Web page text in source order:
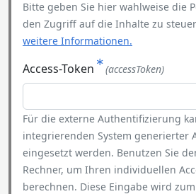
Bitte geben Sie hier wahlweise die
den Zugriff auf die Inhalte zu
weitere Informationen.
Access-Token (accessToken)
Für die externe Authentifizierung
integrierenden System generierter
eingesetzt werden. Benutzen Sie
Rechner, um Ihren individuellen
berechnen. Diese Eingabe wird